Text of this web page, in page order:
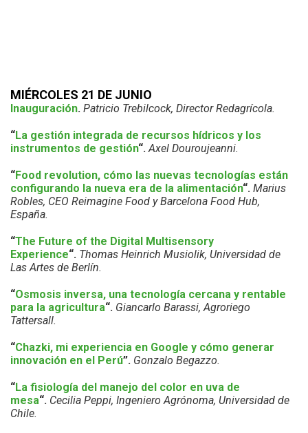
MIÉRCOLES 21 DE JUNIO
Inauguración. Patricio Trebilcock, Director Redagrícola.
“La gestión integrada de recursos hídricos y los
instrumentos de gestión“.Axel Douroujeanni.
“Food revolution, cómo las nuevas tecnologías están
configurando la nueva era de la alimentación“. Marius
Robles, CEO Reimagine Food y Barcelona Food Hub,
España.
“The Future of the Digital Multisensory
Experience“. Thomas Heinrich Musiolik, Universidad de
Las Artes de Berlín.
“Osmosis inversa, una tecnología cercana y rentable
para la agricultura“. Giancarlo Barassi, Agroriego
Tattersall.
“Chazki, mi experiencia en Google y cómo generar
innovación en el Perú”. Gonzalo Begazzo.
“La fisiología del manejo del color en uva de
mesa“. Cecilia Peppi, Ingeniero Agrónoma, Universidad de
Chile.